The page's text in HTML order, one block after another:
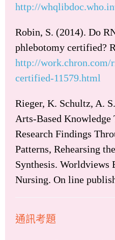
http://
Robin, S. (2014). Do
phlebotomy certified?
http://work.chron.com/
certified-11579.html
Rieger, K. Schultz, A.
Arts-Based
Research Findings
Patterns, Rehearsing
Synthesis. Worldviews
Nursing. On line
通訊考題